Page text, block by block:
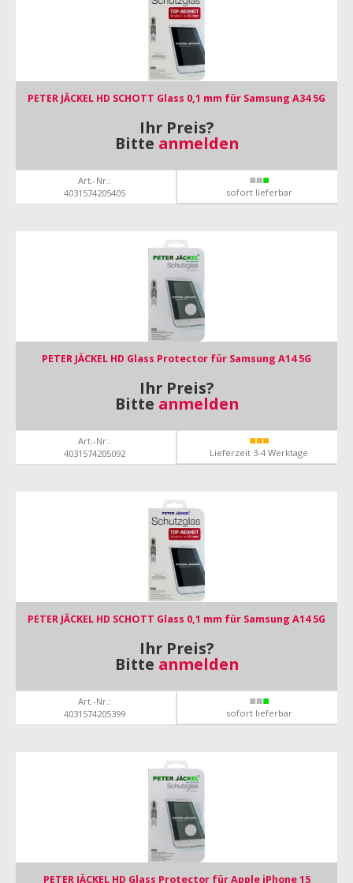
PETER JÄCKEL HD SCHOTT Glass 0,1 mm für Samsung A34 5G
Ihr Preis?
Bitte anmelden
Art.-Nr.:
4031574205405
sofort lieferbar
PETER JÄCKEL HD Glass Protector für Samsung A14 5G
Ihr Preis?
Bitte anmelden
Art.-Nr.:
4031574205092
Lieferzeit 3-4 Werktage
PETER JÄCKEL HD SCHOTT Glass 0,1 mm für Samsung A14 5G
Ihr Preis?
Bitte anmelden
Art.-Nr.:
4031574205399
sofort lieferbar
PETER JÄCKEL HD Glass Protector für Apple iPhone 15